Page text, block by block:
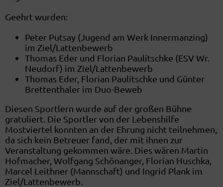
Geehrt wurden:
Peter Putsay (Jugend am Werk Innermanzing)
im Ziel/Lattenbewerb
Thomas Eder und Florian Paulitschke (ESV Wr.
Neudorf) im Ziel/Lattenbewerb
Thomas Eder, Florian Paulitschke und Günter
Brettenthaler im Duo-Beweb
Diesen Sportlern wurde auf der großen Bühne
gratuliert. Die Sportler von der Lebenshilfe
Mostviertel konnten an der Ehrung nicht teilnehmen,
da sich kein Betreuer fand, der mit ihnen zur
Veranstaltung gekommen wäre. Dies wären Martin
Hofmacher, Wolfgang Schönanger, Florian Huschka,
Marcel Leithner (Mannschaft) und Ingrid Plank im
Ziel/Lattenbewerb.